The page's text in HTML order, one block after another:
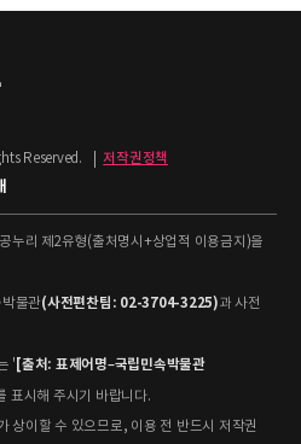
Reserved.
저작권정책
누리 제2유형(출처명시+상업적 이용금지)을
물관(사전편찬팀: 02-3704-3225)과 사전
' [출처: 표제어명–국립민속박물관
표시해 주시기 바랍니다.
상이할 수 있으므로, 이용 전 반드시 저작권